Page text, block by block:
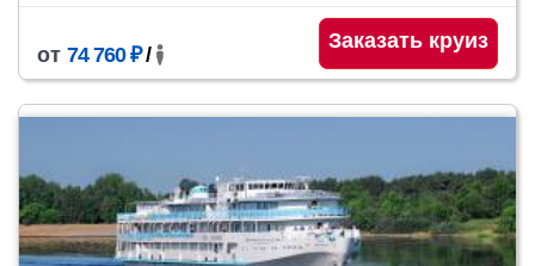
от 74 760 ₽/
Заказать круиз